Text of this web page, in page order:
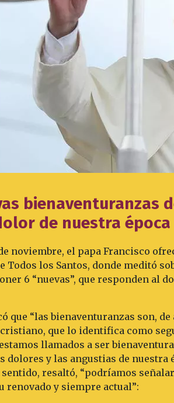
bienaventuranzas
de nuestra época
noviembre, el papa Francisco
Todos los Santos, donde meditó
6 “nuevas”, que responden al
que “las bienaventuranzas son,
que lo identifica como
llamados a ser
dolores y las angustias de nuestra
sentido, resaltó, “podríamos
renovado y siempre actual”: